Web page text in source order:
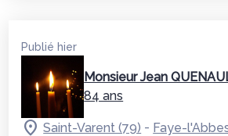
Publié hier
Monsieur Jean
84 ans
Saint-Varent (79) - Faye-